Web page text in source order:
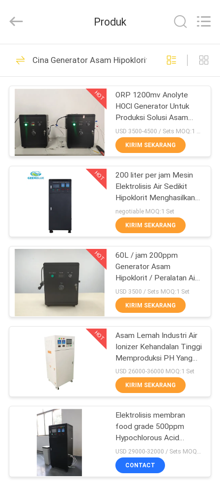
RUMAH
PRODUK
VIDEO
TENTANG
KAMI
KONTROL
KUALITAS
HUBUNGI
BERITA
PERMINTAAN
PENAWARAN
COMPANY
NEWS
Rights
by
Generator sodium
hipoklorit
71
Generator Asam
32
Generator Klorin
Dioksida
Produk Elektroda
Titanium
59
25
Produk
Cina Generator Asam Hipoklorit
HOT
ORP 1200mv Anolyte
HOCl Generator Untuk
Produksi Solusi Asam
Hipochlorous
USD 3500-4500 / Sets MOQ:1 Set
KIRIM SEKARANG
HOT
200 liter per jam Mesin
Elektrolisis Air Sedikit
Hipoklorit Menghasilkan
HClO 220V 50Hz
negotiable MOQ:1 Set
KIRIM SEKARANG
HOT
60L / jam 200ppm
Generator Asam
Hipoklorit / Peralatan Air
Elektrolisis Berkelanjutan
USD 3500 / Sets MOQ:1 Set
KIRIM SEKARANG
HOT
Asam Lemah Industri Air
Ionizer Kehandalan Tinggi
Memproduksi PH Yang
Tepat
USD 26000-36000 MOQ:1 Set
KIRIM SEKARANG
Elektrolisis membran
food grade 500ppm
Hypochlorous Acid
Generator untuk melawan
COVID-19
USD 29000-32000 / Sets MOQ:1 Set
CONTACT